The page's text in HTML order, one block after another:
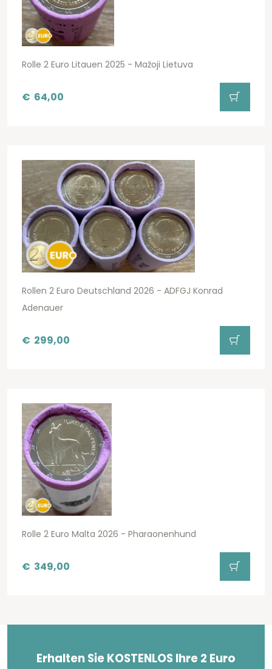
Rolle 2 Euro Litauen 2025 - Mažoji Lietuva
€ 64,00
Rollen 2 Euro Deutschland 2026 - ADFGJ Konrad
Adenauer
€ 299,00
Rolle 2 Euro Malta 2026 - Pharaonenhund
€ 349,00
Erhalten Sie KOSTENLOS Ihre 2 Euro